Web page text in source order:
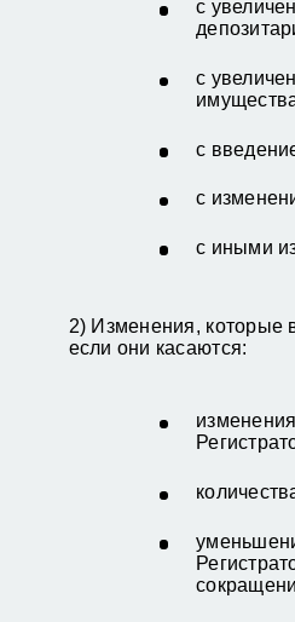
с
с
с
с
с иными
2) Изменения, которые
если они касаются: